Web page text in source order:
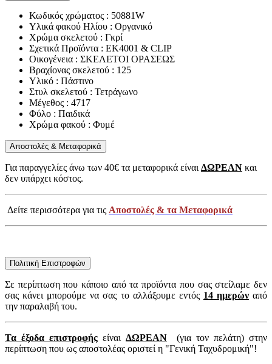
Κωδικός χρώματος : 50881W
Υλικά φακού Ηλίου : Οργανικό
Χρώμα σκελετού : Γκρί
Σχετικά Προϊόντα : EK4001 & CLIP
Οικογένεια : ΣΚΕΛΕΤΟΙ ΟΡΑΣΕΩΣ
Βραχίονας σκελετού : 125
Υλικό : Πάστινο
Στυλ σκελετού : Τετράγωνο
Μέγεθος : 4717
Φύλο : Παιδικά
Χρώμα φακού : Φυμέ
Αποστολές & Μεταφορικά
Για παραγγελίες άνω των 40€ τα μεταφορικά είναιΔΩΡΕΑΝ και
δεν υπάρχει κόστος.
Δείτε περισσότερα για τις Αποστολές & τα Μεταφορικά
Πολιτική Επιστροφών
Σε περίπτωση που κάποιο από τα προϊόντα που σας στείλαμε δεν
σας κάνει μπορούμε να σας το αλλάξουμε εντός 14 ημερώναπό
την παραλαβή του.
Τα έξοδα επιστροφής είναι ΔΩΡΕΑΝ (για τον πελάτη) στην
περίπτωση που ως αποστολέας οριστεί η "Γενική Ταχυδρομική"!